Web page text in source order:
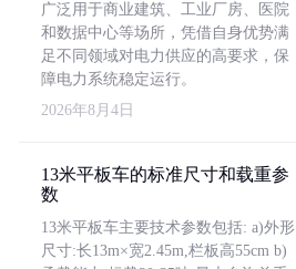
广泛用于商业建筑、工业厂房、医院
和数据中心等场所，凭借自身优势满
足不同领域对电力供应的高要求，保
障电力系统稳定运行。
2026年8月4日
13米平板车的标准尺寸和载重参
数
13米平板车主要技术参数包括: a)外形
尺寸:长13m×宽2.45m,栏板高55cm b)